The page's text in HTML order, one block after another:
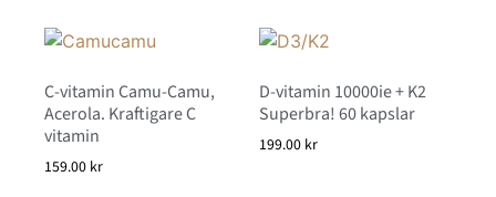
C-vitamin Camu-Camu,
Acerola. Kraftigare C
vitamin
159.00 kr
D-vitamin 10000ie + K2
Superbra! 60 kapslar
199.00 kr